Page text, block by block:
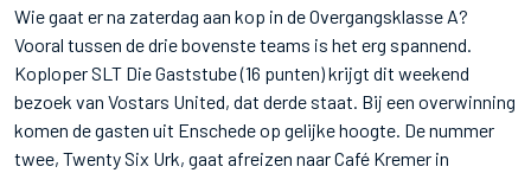
Wie gaat er na zaterdag aan kop in de Overgangsklasse A?
Vooral tussen de drie bovenste teams is het erg spannend.
Koploper SLT Die Gaststube (16 punten) krijgt dit weekend
bezoek van Vostars United, dat derde staat. Bij een overwinning
komen de gasten uit Enschede op gelijke hoogte. De nummer
twee, Twenty Six Urk, gaat afreizen naar Café Kremer in